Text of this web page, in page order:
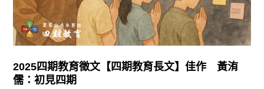
2025四期教育徵文【四期教育長文】佳作 黃洧
儒：初見四期